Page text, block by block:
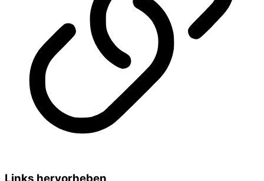
Links hervorheben